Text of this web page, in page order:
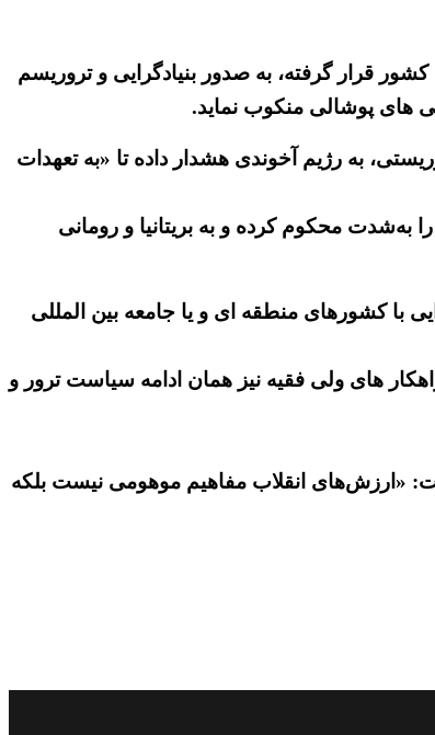
قرار گرفته، به صدور بنیادگرایی و تروریسم
های پوشالی منکوب نماید.
به رژیم آخوندی هشدار داده تا «به تعهدات
محکوم کرده و به بریتانیا و رومانی
با کشورهای منطقه ای و یا جامعه بین المللی
های ولی فقیه نیز همان ادامه سیاست ترور و
«ارزش‌های انقلاب مفاهیم موهومی نیست بلکه